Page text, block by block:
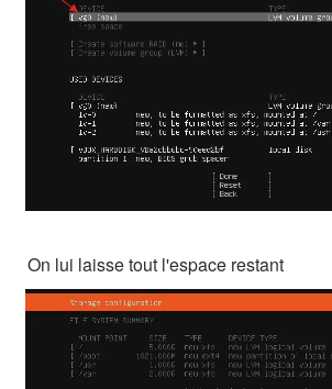
On lui laisse tout l'espace restant